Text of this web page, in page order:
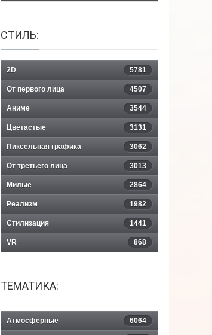
СТИЛЬ:
2D 5781
От первого лица 4507
Аниме 3544
Цветастые 3131
Пиксельная графика 3062
От третьего лица 3013
Милые 2864
Реализм 1982
Стилизация 1441
VR 868
ТЕМАТИКА:
Атмосферные 6064